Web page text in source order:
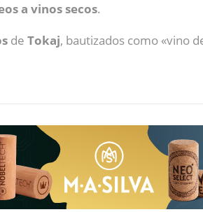
a vinos secos.
de Tokaj, bautizados como «vino